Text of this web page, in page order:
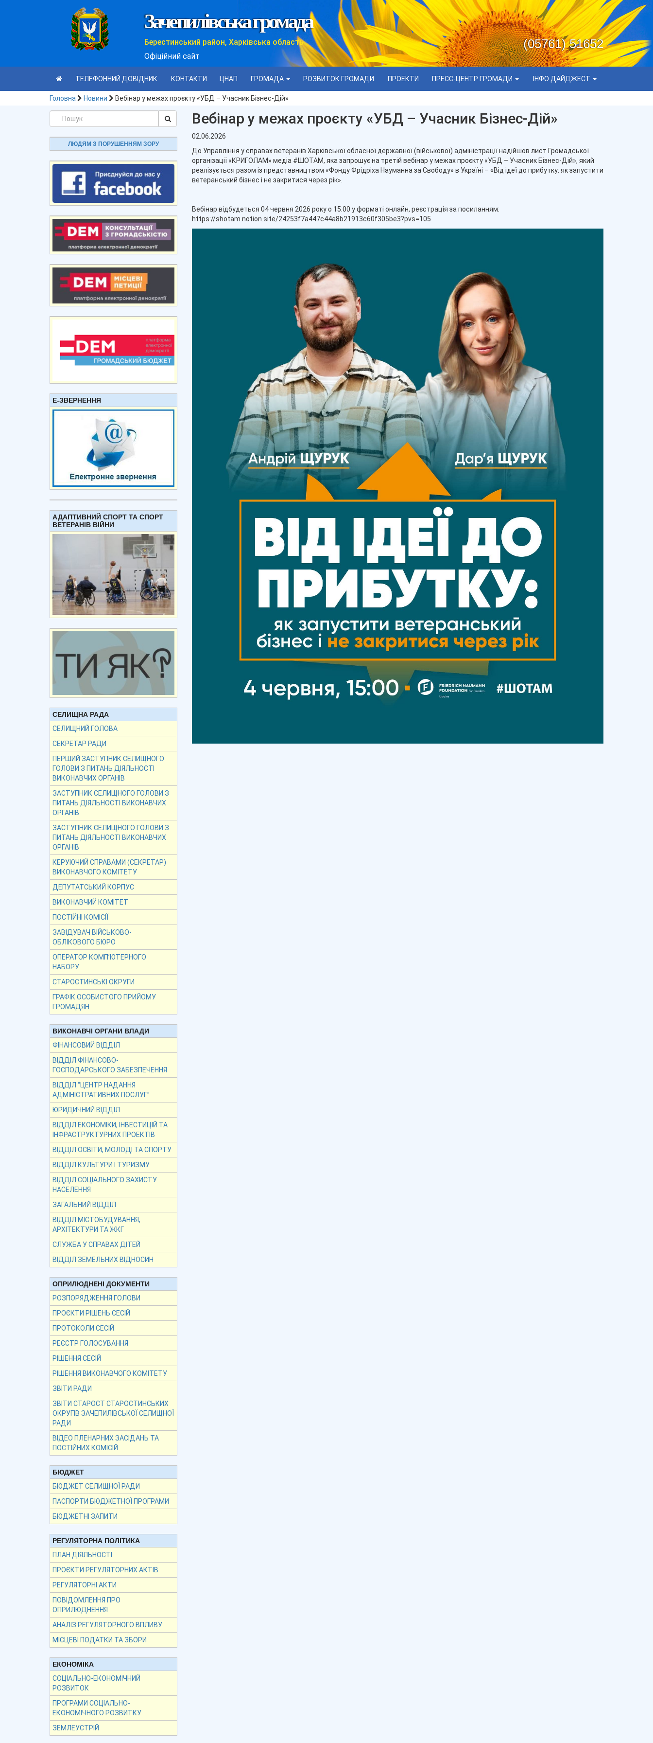
Зачепилівська громада
Берестинський район, Харківська область
Офіційний сайт
(05761) 51652
ТЕЛЕФОННИЙ ДОВІДНИК КОНТАКТИ ЦНАП ГРОМАДА РОЗВИТОК ГРОМАДИ ПРОЕКТИ ПРЕСС-ЦЕНТР ГРОМАДИ ІНФО ДАЙДЖЕСТ
Головна Новини Вебінар у межах проєкту «УБД – Учасник Бізнес-Дій»
ЛЮДЯМ З ПОРУШЕННЯМ ЗОРУ
Е-ЗВЕРНЕННЯ
АДАПТИВНИЙ СПОРТ ТА СПОРТ
ВЕТЕРАНІВ ВІЙНИ
СЕЛИЩНА РАДА
СЕЛИЩНИЙ ГОЛОВА
СЕКРЕТАР РАДИ
ПЕРШИЙ ЗАСТУПНИК СЕЛИЩНОГО
ГОЛОВИ З ПИТАНЬ ДІЯЛЬНОСТІ
ВИКОНАВЧИХ ОРГАНІВ
ЗАСТУПНИК СЕЛИЩНОГО ГОЛОВИ З
ПИТАНЬ ДІЯЛЬНОСТІ ВИКОНАВЧИХ
ОРГАНІВ
ЗАСТУПНИК СЕЛИЩНОГО ГОЛОВИ З
ПИТАНЬ ДІЯЛЬНОСТІ ВИКОНАВЧИХ
ОРГАНІВ
КЕРУЮЧИЙ СПРАВАМИ (СЕКРЕТАР)
ВИКОНАВЧОГО КОМІТЕТУ
ДЕПУТАТСЬКИЙ КОРПУС
ВИКОНАВЧИЙ КОМІТЕТ
ПОСТІЙНІ КОМІСІЇ
ЗАВІДУВАЧ ВІЙСЬКОВО-
ОБЛІКОВОГО БЮРО
ОПЕРАТОР КОМП’ЮТЕРНОГО
НАБОРУ
СТАРОСТИНСЬКІ ОКРУГИ
ГРАФІК ОСОБИСТОГО ПРИЙОМУ
ГРОМАДЯН
ВИКОНАВЧІ ОРГАНИ ВЛАДИ
ФІНАНСОВИЙ ВІДДІЛ
ВІДДІЛ ФІНАНСОВО-
ГОСПОДАРСЬКОГО ЗАБЕЗПЕЧЕННЯ
ВІДДІЛ “ЦЕНТР НАДАННЯ
АДМІНІСТРАТИВНИХ ПОСЛУГ”
ЮРИДИЧНИЙ ВІДДІЛ
ВІДДІЛ ЕКОНОМІКИ, ІНВЕСТИЦІЙ ТА
ІНФРАСТРУКТУРНИХ ПРОЕКТІВ
ВІДДІЛ ОСВІТИ, МОЛОДІ ТА СПОРТУ
ВІДДІЛ КУЛЬТУРИ І ТУРИЗМУ
ВІДДІЛ СОЦІАЛЬНОГО ЗАХИСТУ
НАСЕЛЕННЯ
ЗАГАЛЬНИЙ ВІДДІЛ
ВІДДІЛ МІСТОБУДУВАННЯ,
АРХІТЕКТУРИ ТА ЖКГ
СЛУЖБА У СПРАВАХ ДІТЕЙ
ВІДДІЛ ЗЕМЕЛЬНИХ ВІДНОСИН
ОПРИЛЮДНЕНІ ДОКУМЕНТИ
РОЗПОРЯДЖЕННЯ ГОЛОВИ
ПРОЄКТИ РІШЕНЬ СЕСІЙ
ПРОТОКОЛИ СЕСІЙ
РЕЄСТР ГОЛОСУВАННЯ
РІШЕННЯ СЕСІЙ
РІШЕННЯ ВИКОНАВЧОГО КОМІТЕТУ
ЗВІТИ РАДИ
ЗВІТИ СТАРОСТ СТАРОСТИНСЬКИХ
ОКРУГІВ ЗАЧЕПИЛІВСЬКОЇ СЕЛИЩНОЇ
РАДИ
ВІДЕО ПЛЕНАРНИХ ЗАСІДАНЬ ТА
ПОСТІЙНИХ КОМІСІЙ
БЮДЖЕТ
БЮДЖЕТ СЕЛИЩНОЇ РАДИ
ПАСПОРТИ БЮДЖЕТНОЇ ПРОГРАМИ
БЮДЖЕТНІ ЗАПИТИ
РЕГУЛЯТОРНА ПОЛІТИКА
ПЛАН ДІЯЛЬНОСТІ
ПРОЄКТИ РЕГУЛЯТОРНИХ АКТІВ
РЕГУЛЯТОРНІ АКТИ
ПОВІДОМЛЕННЯ ПРО
ОПРИЛЮДНЕННЯ
АНАЛІЗ РЕГУЛЯТОРНОГО ВПЛИВУ
МІСЦЕВІ ПОДАТКИ ТА ЗБОРИ
ЕКОНОМІКА
СОЦІАЛЬНО-ЕКОНОМІЧНИЙ
РОЗВИТОК
ПРОГРАМИ СОЦІАЛЬНО-
ЕКОНОМІЧНОГО РОЗВИТКУ
ЗЕМЛЕУСТРІЙ
Вебінар у межах проєкту «УБД – Учасник Бізнес-Дій»
02.06.2026
До Управління у справах ветеранів Харківської обласної державної (військової) адміністрації надійшов лист Громадської
організації «КРИГОЛАМ» медіа #ШОТАМ, яка запрошує на третій вебінар у межах проєкту «УБД – Учасник Бізнес-Дій», який
реалізується разом із представництвом «Фонду Фрідріха Науманна за Свободу» в Україні – «Від ідеї до прибутку: як запустити
ветеранський бізнес і не закритися через рік».
Вебінар відбудеться 04 червня 2026 року о 15:00 у форматі онлайн, реєстрація за посиланням:
https://shotam.notion.site/24253f7a447c44a8b21913c60f305be3?pvs=105